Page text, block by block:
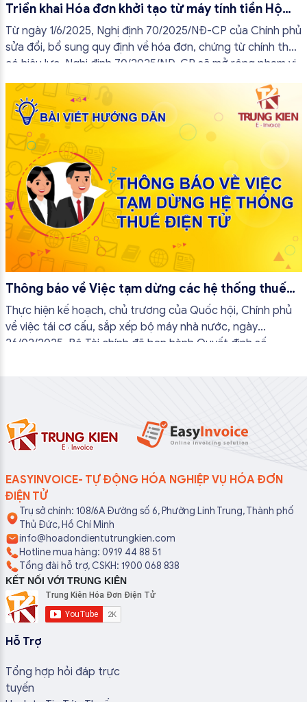
Triển khai Hóa đơn khởi tạo từ máy tính tiền Hộ
kinh doanh từ tháng 7/2025
Từ ngày 1/6/2025, Nghị định 70/2025/NĐ-CP của Chính phủ
sửa đổi, bổ sung quy định về hóa đơn, chứng từ chính thức
có hiệu lực. Nghị định 70/2025/NĐ-CP sẽ mở rộng phạm vi
áp dụng hóa đơn điện tử trong đó có hóa đơn điện tử khởi
tạo từ máy tính tiền và thay đổi cách tiếp cận quản lý thuế
theo hướng hiện đại hơn.
Thông báo về Việc tạm dừng các hệ thống thuế
điện tử
Thực hiện kế hoạch, chủ trương của Quốc hội, Chính phủ
về việc tái cơ cấu, sắp xếp bộ máy nhà nước, ngày
26/02/2025, Bộ Tài chính đã ban hành Quyết định số
cơ cấu tổ chức của Cục Thuế...
EASYINVOICE- TỰ ĐỘNG HÓA NGHIỆP VỤ HÓA ĐƠN
ĐIỆN TỬ
Trụ sở chính: 108/6A Đường số 6, Phường Linh Trung, Thành phố
Thủ Đức, Hồ Chí Minh
info@hoadondientutrungkien.com
Hotline mua hàng: 0919 44 88 51
Tổng đài hỗ trợ, CSKH: 1900 068 838
KẾT NỐI VỚI TRUNG KIÊN
Hỗ Trợ
Tổng hợp hỏi đáp trực
tuyến